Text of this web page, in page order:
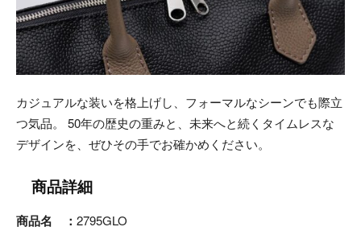
カジュアルな装いを格上げし、フォーマルなシーンでも際立
つ気品。 50年の歴史の重みと、未来へと続くタイムレスな
デザインを、ぜひその手でお確かめください。
商品詳細
商品名 ： 2795GLO